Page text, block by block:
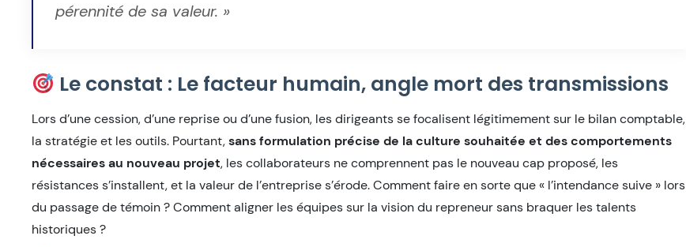
pérennité de sa valeur. »
Le constat : Le facteur humain, angle mort des transmissions
Lors d’une cession, d’une reprise ou d’une fusion, les dirigeants se focalisent légitimement sur le bilan comptable,
la stratégie et les outils. Pourtant,sans formulation précise de la culture souhaitée et des comportements
nécessaires au nouveau projet, les collaborateurs ne comprennent pas le nouveau cap proposé, les
résistances s’installent, et la valeur de l’entreprise s’érode. Comment faire en sorte que « l’intendance suive » lors
du passage de témoin ? Comment aligner les équipes sur la vision du repreneur sans braquer les talents
historiques ?